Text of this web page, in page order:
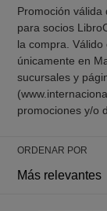
c
i
ó
n
:
Promoción válida
para socios
la compra. Válido
únicamente en
sucursales y
promociones y/o
ORDENAR POR